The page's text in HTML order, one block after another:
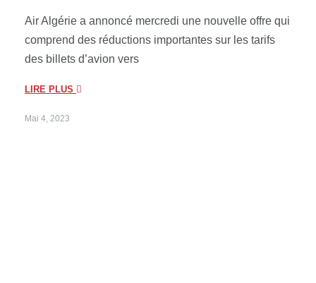
Air Algérie a annoncé mercredi une nouvelle offre qui
comprend des réductions importantes sur les tarifs
des billets d’avion vers
LIRE PLUS
Mai 4, 2023